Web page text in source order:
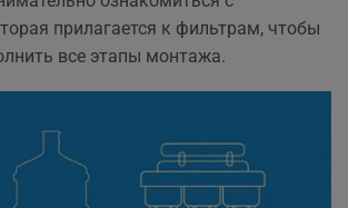
прилагается к фильтрам, чтобы
все этапы монтажа.